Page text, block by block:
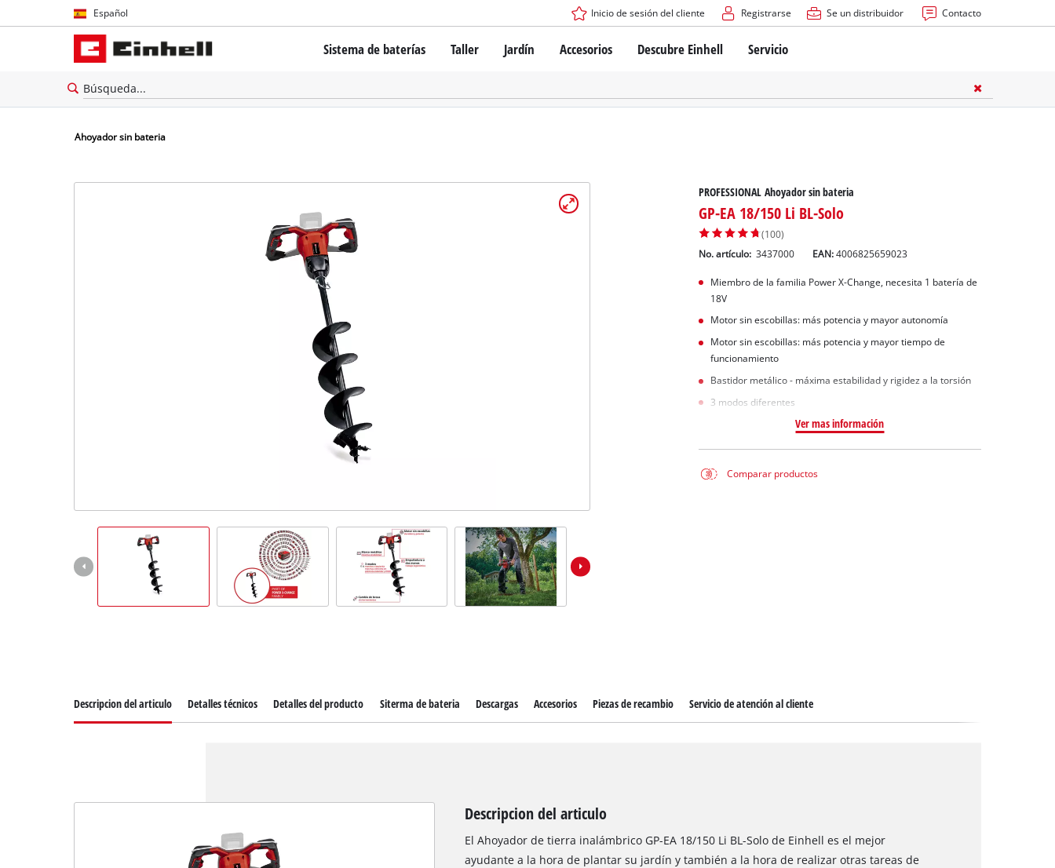
Español
Español
English
Inicio de sesión del cliente Registrarse Se un distribuidor Contacto
Sistema de baterías
El sistema de batería Power X-Change
cerca de Einhell PROFESSIONAL
Todos los dispositivos PROFESSIONAL
Herramientas eléctricas PROFESSIONAL
Herramientas de jardín PROFESSIONAL
Todos los productos Power X-Change
Herramientas Power X-Change
Herramientas de jardín Power X-Change
Taller
Destornillador inalámbrico
Rotomartillos
Jardín Accesorios Descubre Einhell Servicio
Ahoyador sin bateria
PROFESSIONAL Ahoyador sin bateria
GP-EA 18/150 Li BL-Solo
(100)
No. artículo: 3437000 EAN:4006825659023
Miembro de la familia Power X-Change, necesita 1 batería de
18V
Motor sin escobillas: más potencia y mayor autonomía
Motor sin escobillas: más potencia y mayor tiempo de
funcionamiento
Bastidor metálico - máxima estabilidad y rigidez a la torsión
3 modos diferentes
Ver mas información
Comparar productos
Descripcion del articulo Detalles técnicos Detalles del producto Siterma de bateria Descargas Accesorios Piezas de recambio Servicio de atención al cliente
Descripcion del articulo
El Ahoyador de tierra inalámbrico GP-EA 18/150 Li BL-Solo de Einhell es el mejor
ayudante a la hora de plantar su jardín y también a la hora de realizar otras tareas de